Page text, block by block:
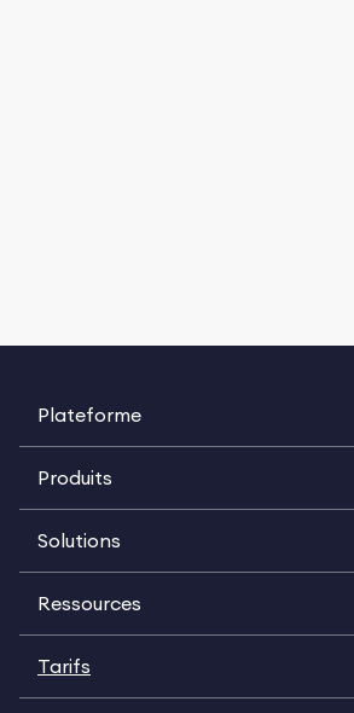
Plateforme
Produits
Solutions
Ressources
Tarifs